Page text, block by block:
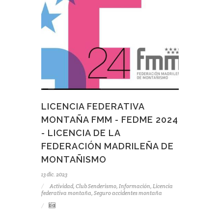
LICENCIA FEDERATIVA
MONTAÑA FMM - FEDME 2024
- LICENCIA DE LA
FEDERACIÓN MADRILEÑA DE
MONTAÑISMO
13 dic. 2023
Actividad, Club Senderismo Información Licencia
federativa montaña Seguro accidentes montaña